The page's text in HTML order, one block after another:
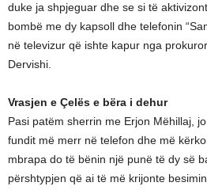
duke ja shpjeguar dhe se si të
bombë me dy kapsoll dhe telefonin
në televizur që ishte kapur nga
Dervishi.
Vrasjen e Çelës e bëra i dehur
Pasi patëm sherrin me Erjon Mëhillaj,
fundit më merr në telefon dhe më
mbrapa do të bënin një punë të dy së
përshtypjen që ai të më krijonte